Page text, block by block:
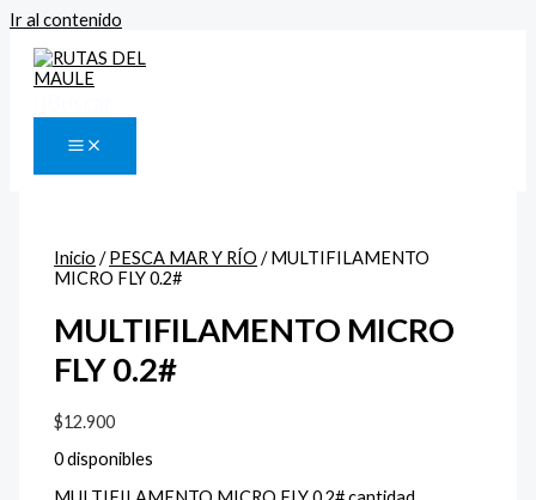
Ir al contenido
Inicio /PESCA MAR Y RÍO / MULTIFILAMENTO
MICRO FLY 0.2#
MULTIFILAMENTO MICRO
FLY 0.2#
$12.900
0 disponibles